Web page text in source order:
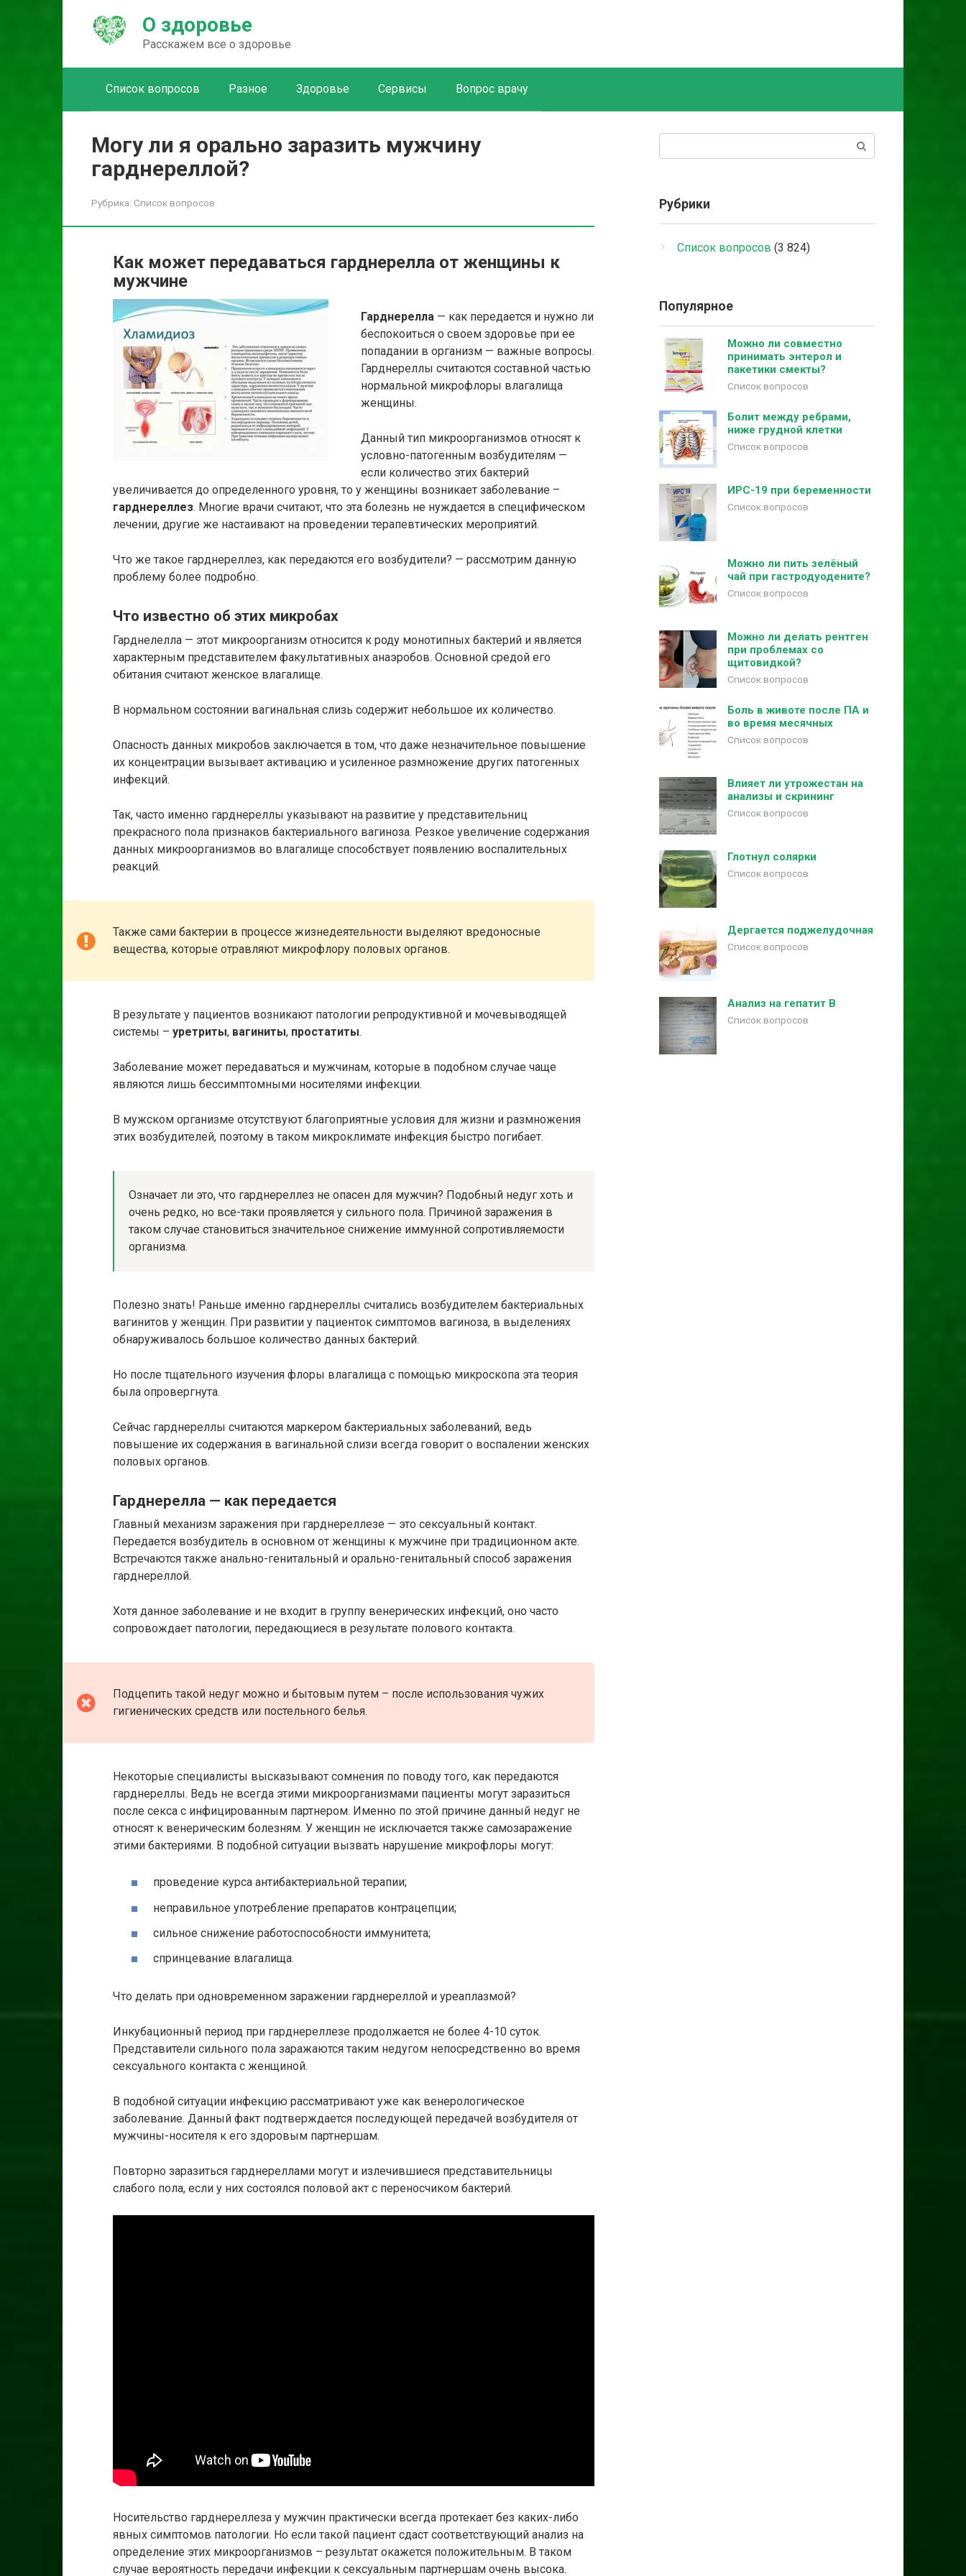
О здоровье
Расскажем все о здоровье
Список вопросов Разное Здоровье Сервисы Вопрос врачу
Могу ли я орально заразить мужчину
гарднереллой?
Рубрика: Список вопросов
Как может передаваться гарднерелла от женщины к
мужчине
Гарднерелла — как передается и нужно ли
беспокоиться о своем здоровье при ее
попадании в организм — важные вопросы.
Гарднереллы считаются составной частью
нормальной микрофлоры влагалища
женщины.
Данный тип микроорганизмов относят к
условно-патогенным возбудителям —
если количество этих бактерий
увеличивается до определенного уровня, то у женщины возникает заболевание –
гарднереллез. Многие врачи считают, что эта болезнь не нуждается в специфическом
лечении, другие же настаивают на проведении терапевтических мероприятий.
Что же такое гарднереллез, как передаются его возбудители? — рассмотрим данную
проблему более подробно.
Что известно об этих микробах
Гарднелелла — этот микроорганизм относится к роду монотипных бактерий и является
характерным представителем факультативных анаэробов. Основной средой его
обитания считают женское влагалище.
В нормальном состоянии вагинальная слизь содержит небольшое их количество.
Опасность данных микробов заключается в том, что даже незначительное повышение
их концентрации вызывает активацию и усиленное размножение других патогенных
инфекций.
Так, часто именно гарднереллы указывают на развитие у представительниц
прекрасного пола признаков бактериального вагиноза. Резкое увеличение содержания
данных микроорганизмов во влагалище способствует появлению воспалительных
реакций.
Также сами бактерии в процессе жизнедеятельности выделяют вредоносные
вещества, которые отравляют микрофлору половых органов.
В результате у пациентов возникают патологии репродуктивной и мочевыводящей
системы – уретриты, вагиниты, простатиты.
Заболевание может передаваться и мужчинам, которые в подобном случае чаще
являются лишь бессимптомными носителями инфекции.
В мужском организме отсутствуют благоприятные условия для жизни и размножения
этих возбудителей, поэтому в таком микроклимате инфекция быстро погибает.
Означает ли это, что гарднереллез не опасен для мужчин? Подобный недуг хоть и
очень редко, но все-таки проявляется у сильного пола. Причиной заражения в
таком случае становиться значительное снижение иммунной сопротивляемости
организма.
Полезно знать! Раньше именно гарднереллы считались возбудителем бактериальных
вагинитов у женщин. При развитии у пациенток симптомов вагиноза, в выделениях
обнаруживалось большое количество данных бактерий.
Но после тщательного изучения флоры влагалища с помощью микроскопа эта теория
была опровергнута.
Сейчас гарднереллы считаются маркером бактериальных заболеваний, ведь
повышение их содержания в вагинальной слизи всегда говорит о воспалении женских
половых органов.
Гарднерелла — как передается
Главный механизм заражения при гарднереллезе — это сексуальный контакт.
Передается возбудитель в основном от женщины к мужчине при традиционном акте.
Встречаются также анально-генитальный и орально-генитальный способ заражения
гарднереллой.
Хотя данное заболевание и не входит в группу венерических инфекций, оно часто
сопровождает патологии, передающиеся в результате полового контакта.
Подцепить такой недуг можно и бытовым путем – после использования чужих
гигиенических средств или постельного белья.
Некоторые специалисты высказывают сомнения по поводу того, как передаются
гарднереллы. Ведь не всегда этими микроорганизмами пациенты могут заразиться
после секса с инфицированным партнером. Именно по этой причине данный недуг не
относят к венерическим болезням. У женщин не исключается также самозаражение
этими бактериями. В подобной ситуации вызвать нарушение микрофлоры могут:
проведение курса антибактериальной терапии;
неправильное употребление препаратов контрацепции;
сильное снижение работоспособности иммунитета;
спринцевание влагалища.
Что делать при одновременном заражении гарднереллой и уреаплазмой?
Инкубационный период при гарднереллезе продолжается не более 4-10 суток.
Представители сильного пола заражаются таким недугом непосредственно во время
сексуального контакта с женщиной.
В подобной ситуации инфекцию рассматривают уже как венерологическое
заболевание. Данный факт подтверждается последующей передачей возбудителя от
мужчины-носителя к его здоровым партнершам.
Повторно заразиться гарднереллами могут и излечившиеся представительницы
слабого пола, если у них состоялся половой акт с переносчиком бактерий.
Носительство гарднереллеза у мужчин практически всегда протекает без каких-либо
явных симптомов патологии. Но если такой пациент сдаст соответствующий анализ на
определение этих микроорганизмов – результат окажется положительным. В таком
случае вероятность передачи инфекции к сексуальным партнершам очень высока.
Рубрики
Список вопросов (3 824)
Популярное
Можно ли совместно
принимать энтерол и
пакетики смекты?
Список вопросов
Болит между ребрами,
ниже грудной клетки
Список вопросов
ИРС-19 при беременности
Список вопросов
Можно ли пить зелёный
чай при гастродуодените?
Список вопросов
Можно ли делать рентген
при проблемах со
щитовидкой?
Список вопросов
Боль в животе после ПА и
во время месячных
Список вопросов
Влияет ли утрожестан на
анализы и скрининг
Список вопросов
Глотнул солярки
Список вопросов
Дергается поджелудочная
Список вопросов
Анализ на гепатит В
Список вопросов